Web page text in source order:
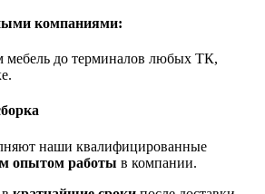
компаниями:
мебель до терминалов любых ТК,
наши квалифицированные
опытом работы в компании.